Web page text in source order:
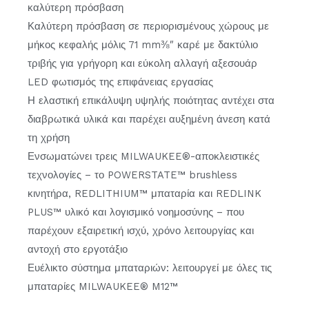
καλύτερη πρόσβαση
Καλύτερη πρόσβαση σε περιορισμένους χώρους με
μήκος κεφαλής μόλις 71 mm⅜″ καρέ με δακτύλιο
τριβής για γρήγορη και εύκολη αλλαγή αξεσουάρ
LED φωτισμός της επιφάνειας εργασίας
Η ελαστική επικάλυψη υψηλής ποιότητας αντέχει στα
διαβρωτικά υλικά και παρέχει αυξημένη άνεση κατά
τη χρήση
Ενσωματώνει τρεις MILWAUKEE®-αποκλειστικές
τεχνολογίες – το POWERSTATE™ brushless
κινητήρα, REDLITHIUM™ μπαταρία και REDLINK
PLUS™ υλικό και λογισμικό νοημοσύνης – που
παρέχουν εξαιρετική ισχύ, χρόνο λειτουργίας και
αντοχή στο εργοτάξιο
Ευέλικτο σύστημα μπαταριών: λειτουργεί με όλες τις
μπαταρίες MILWAUKEE® M12™